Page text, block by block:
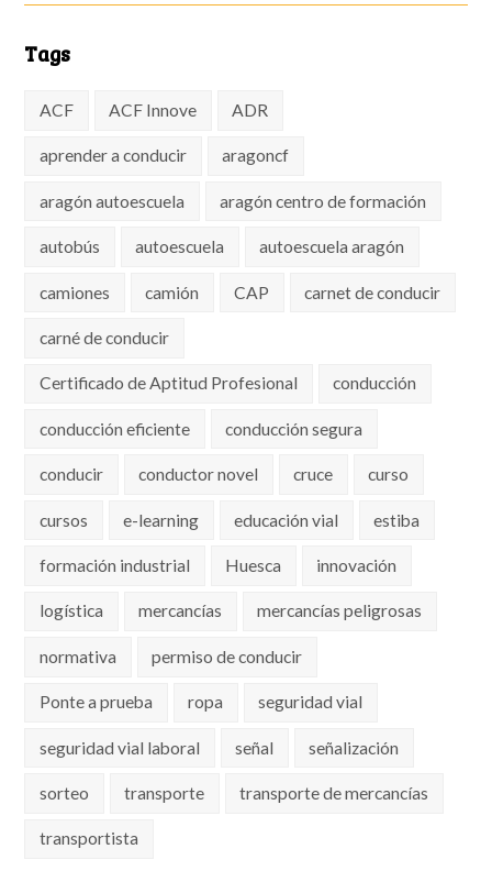
Tags
ACF ACF Innove ADR
aprender a conducir aragoncf
aragón autoescuela aragón centro de formación
autobús autoescuela autoescuela aragón
camiones camión CAP carnet de conducir
carné de conducir
Certificado de Aptitud Profesional conducción
conducción eficiente conducción segura
conducir conductor novel cruce curso
cursos e-learning educación vial estiba
formación industrial Huesca innovación
logística mercancías mercancías peligrosas
normativa permiso de conducir
Ponte a prueba ropa seguridad vial
seguridad vial laboral señal señalización
sorteo transporte transporte de mercancías
transportista